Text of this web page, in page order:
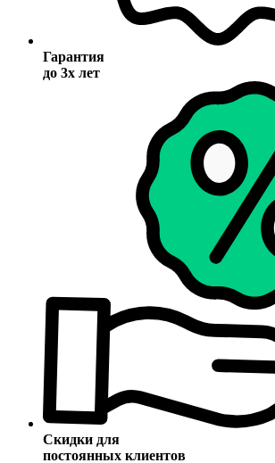
Гарантия
до 3х лет
Скидки для
постоянных клиентов